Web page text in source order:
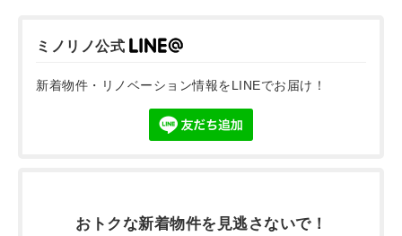
ミノリノ公式
新着物件・リノベーション情報をLINEでお届け！
おトクな新着物件を 見逃さないで！